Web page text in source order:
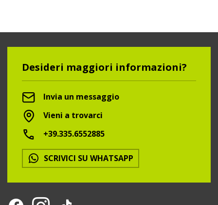
Desideri maggiori informazioni?
Invia un messaggio
Vieni a trovarci
+39.335.6552885
SCRIVICI SU WHATSAPP